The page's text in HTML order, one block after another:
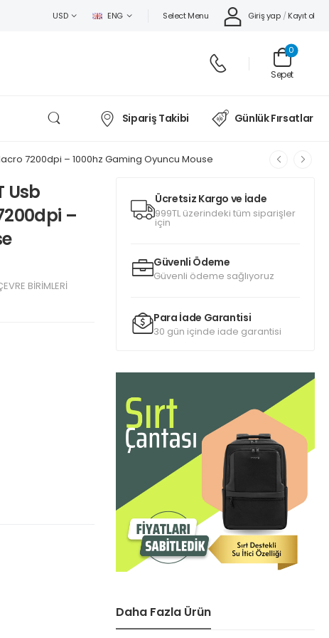
USD ENG Select Menu Giriş yap / Kayıt ol
Sepet
0
Sipariş Takibi Günlük Fırsatlar
7200dpi – 1000hz Gaming Oyuncu Mouse
Ücretsiz Kargo ve İade
999TL üzerindeki tüm siparişler
için
Güvenli Ödeme
Güvenli ödeme sağlıyoruz
Para İade Garantisi
30 gün içinde iade garantisi
Daha Fazla Ürün
Usb
–
BİRİMLERİ